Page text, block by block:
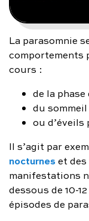
La parasomnie
comportements
cours :
de la phase
du
ou d’éveils
Il s’agit par
nocturneset des
manifestations
dessous de 10-
épisodes de